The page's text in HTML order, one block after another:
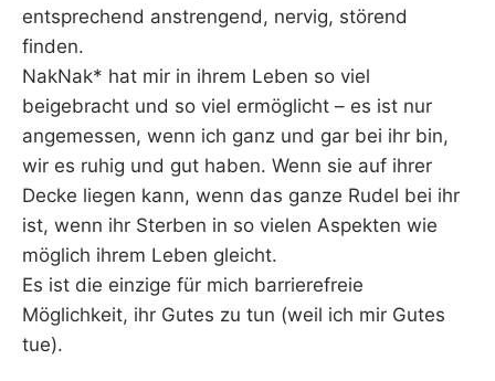
entsprechend anstrengend, nervig, störend
finden.
NakNak* hat mir in ihrem Leben so viel
beigebracht und so viel ermöglicht – es ist nur
angemessen, wenn ich ganz und gar bei ihr bin,
wir es ruhig und gut haben. Wenn sie auf ihrer
Decke liegen kann, wenn das ganze Rudel bei ihr
ist, wenn ihr Sterben in so vielen Aspekten wie
möglich ihrem Leben gleicht.
Es ist die einzige für mich barrierefreie
Möglichkeit, ihr Gutes zu tun (weil ich mir Gutes
tue).